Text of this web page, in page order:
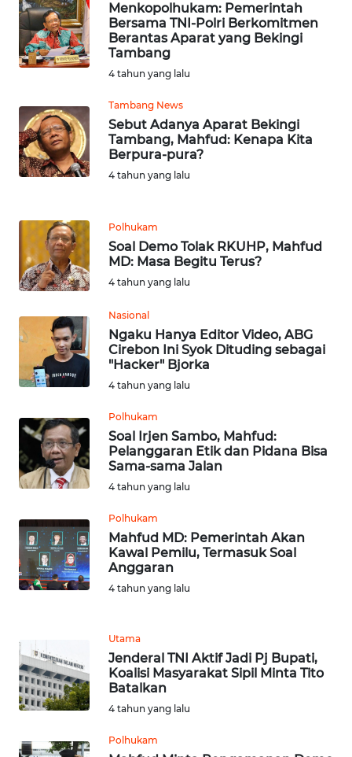
Menkopolhukam: Pemerintah
Bersama TNI-Polri Berkomitmen
Berantas Aparat yang Bekingi
Tambang
4 tahun yang lalu
Tambang News
Sebut Adanya Aparat Bekingi
Tambang, Mahfud: Kenapa Kita
Berpura-pura?
4 tahun yang lalu
Polhukam
Soal Demo Tolak RKUHP, Mahfud
MD: Masa Begitu Terus?
4 tahun yang lalu
Nasional
Ngaku Hanya Editor Video, ABG
Cirebon Ini Syok Dituding sebagai
"Hacker" Bjorka
4 tahun yang lalu
Polhukam
Soal Irjen Sambo, Mahfud:
Pelanggaran Etik dan Pidana Bisa
Sama-sama Jalan
4 tahun yang lalu
Polhukam
Mahfud MD: Pemerintah Akan
Kawal Pemilu, Termasuk Soal
Anggaran
4 tahun yang lalu
Utama
Jenderal TNI Aktif Jadi Pj Bupati,
Koalisi Masyarakat Sipil Minta Tito
Batalkan
4 tahun yang lalu
Polhukam
WN
PAPUA
BARAT
RIAU
WN
SERAMBI
JAMBI
WN
SULTRA
NTB
WN
WN
SULBAR
BABEL
WN
SUMBAR
WN
BENGKULU
LAMPUNG